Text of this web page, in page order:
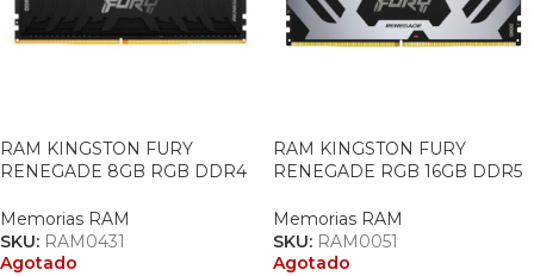
RAM KINGSTON FURY
RENEGADE 8GB RGB DDR4
(KF436C16RBA/8)
Memorias RAM
SKU: RAM0431
Agotado
RAM KINGSTON FURY
RENEGADE RGB 16GB DDR5
CL38 (KF572C38RSA-16)
Memorias RAM
SKU: RAM0051
Agotado